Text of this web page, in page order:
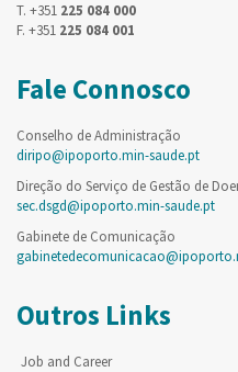
T. +351 225 084 000
F. +351 225 084 001
Fale Connosco
Conselho de Administração
diripo@ipoporto.min-saude.pt
Direção do Serviço de Gestão de
sec.dsgd@ipoporto.min-saude.pt
Gabinete de Comunicação
Outros Links
Job and Career